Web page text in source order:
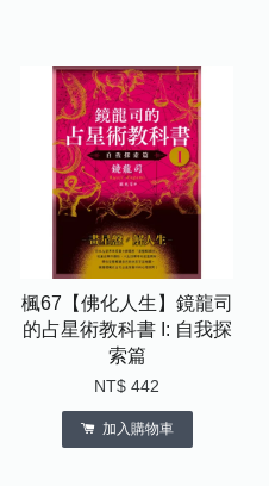
楓67【佛化人生】鏡龍司
的占星術教科書 I: 自我探
索篇
NT$ 442
加入購物車